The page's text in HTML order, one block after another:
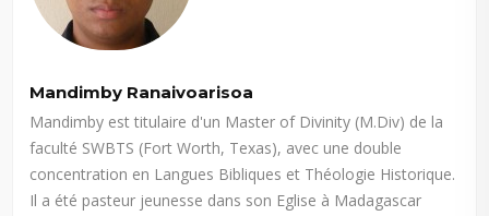
Mandimby Ranaivoarisoa
Mandimby est titulaire d'un Master of Divinity (M.Div) de la
faculté SWBTS (Fort Worth, Texas), avec une double
concentration en Langues Bibliques et Théologie Historique.
Il a été pasteur jeunesse dans son Eglise à Madagascar